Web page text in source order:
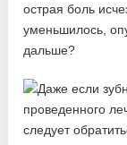
острая боль
уменьшилось,
дальше?